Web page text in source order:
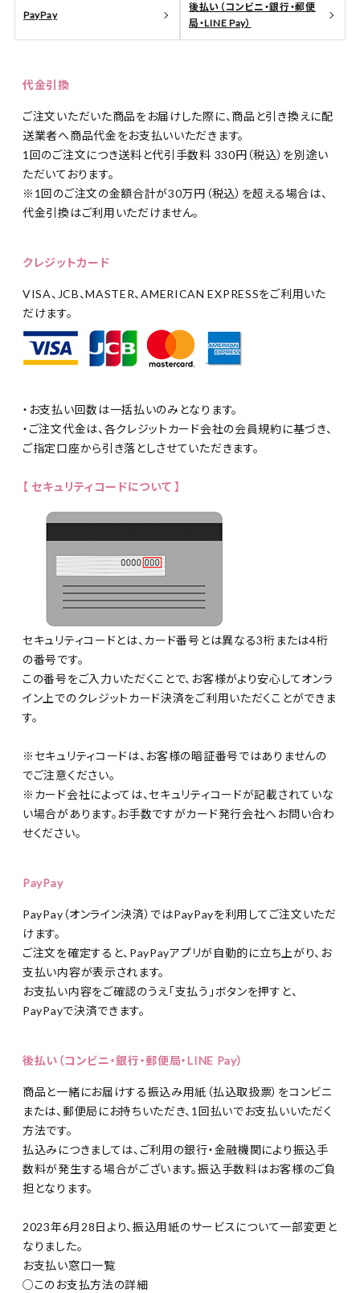
PayPay
後払い（コンビニ・銀行・郵便
局・LINE Pay）
代金引換
ご注文いただいた商品をお届けした際に、商品と引き換えに配
送業者へ商品代金をお支払いいただきます。
1回のご注文につき送料と代引手数料 330円（税込）を別途い
ただいております。
※1回のご注文の金額合計が30万円（税込）を超える場合は、
代金引換はご利用いただけません。
クレジットカード
VISA、JCB、MASTER、AMERICAN EXPRESSをご利用いた
だけます。
・お支払い回数は一括払いのみとなります。
・ご注文代金は、各クレジットカード会社の会員規約に基づき、
ご指定口座から引き落としさせていただきます。
【 セキュリティコードについて 】
セキュリティコードとは、カード番号とは異なる3桁または4桁
の番号です。
この番号をご入力いただくことで、お客様がより安心してオンラ
イン上でのクレジットカード決済をご利用いただくことができま
す。
※セキュリティコードは、お客様の暗証番号ではありませんの
でご注意ください。
※カード会社によっては、セキュリティコードが記載されていな
い場合があります。お手数ですがカード発行会社へお問い合わ
せください。
PayPay
PayPay（オンライン決済）ではPayPayを利用してご注文いただ
けます。
ご注文を確定すると、PayPayアプリが自動的に立ち上がり、お
支払い内容が表示されます。
お支払い内容をご確認のうえ「支払う」ボタンを押すと、
PayPayで決済できます。
後払い（コンビニ・銀行・郵便局・LINE Pay）
商品と一緒にお届けする振込み用紙（払込取扱票）をコンビニ
または、郵便局にお持ちいただき、1回払いでお支払いいただく
方法です。
払込みにつきましては、ご利用の銀行・金融機関により振込手
数料が発生する場合がございます。振込手数料はお客様のご負
担となります。
2023年6月28日より、振込用紙のサービスについて一部変更と
なりました。
お支払い窓口一覧
○このお支払方法の詳細